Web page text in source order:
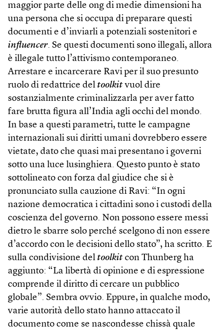
maggior parte delle ong di medie dimensioni ha
una persona che si occupa di preparare questi
documenti e d’inviarli a potenziali sostenitori e
influencer. Se questi documenti sono illegali, allora
è illegale tutto l’attivismo contemporaneo.
Arrestare e incarcerare Ravi per il suo presunto
ruolo di redattrice del toolkit vuol dire
sostanzialmente criminalizzarla per aver fatto
fare brutta figura all’India agli occhi del mondo.
In base a questi parametri, tutte le campagne
internazionali sui diritti umani dovrebbero essere
vietate, dato che quasi mai presentano i governi
sotto una luce lusinghiera. Questo punto è stato
sottolineato con forza dal giudice che si è
pronunciato sulla cauzione di Ravi: “In ogni
nazione democratica i cittadini sono i custodi della
coscienza del governo. Non possono essere messi
dietro le sbarre solo perché scelgono di non essere
d’accordo con le decisioni dello stato”, ha scritto. E
sulla condivisione del toolkit con Thunberg ha
aggiunto: “La libertà di opinione e di espressione
comprende il diritto di cercare un pubblico
globale”. Sembra ovvio. Eppure, in qualche modo,
varie autorità dello stato hanno attaccato il
documento come se nascondesse chissà quale